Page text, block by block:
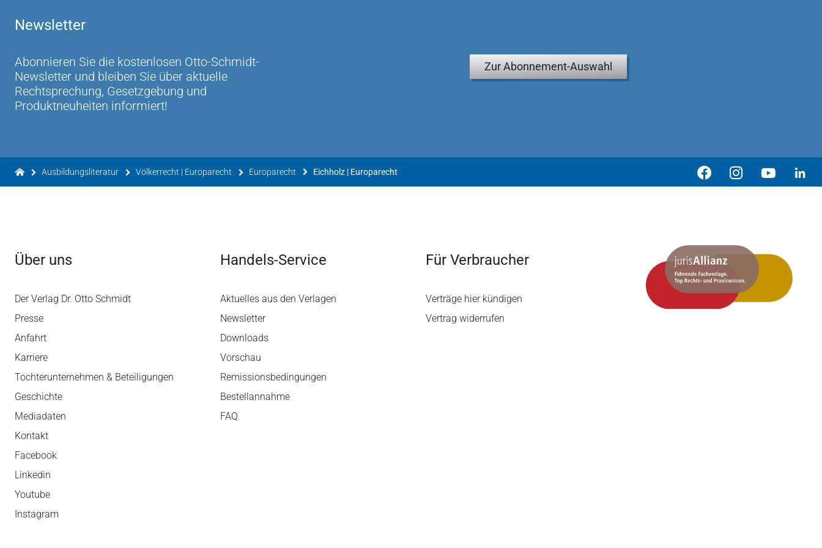
Newsletter
Abonnieren Sie die kostenlosen Otto-Schmidt-
Newsletter und bleiben Sie über aktuelle
Rechtsprechung, Gesetzgebung und
Produktneuheiten informiert!
Zur Abonnement-Auswahl
Ausbildungsliteratur Völkerrecht | Europarecht Europarecht Eichholz | Europarecht
Über uns
Der Verlag Dr. Otto Schmidt
Presse
Anfahrt
Karriere
Tochterunternehmen & Beteiligungen
Geschichte
Mediadaten
Kontakt
Facebook
Linkedin
Youtube
Instagram
Handels-Service
Aktuelles aus den Verlagen
Newsletter
Downloads
Vorschau
Remissionsbedingungen
Bestellannahme
FAQ
Für Verbraucher
Verträge hier kündigen
Vertrag widerrufen